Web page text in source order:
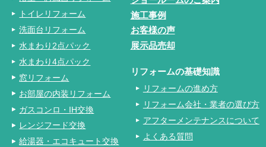
トイレリフォーム
洗面台リフォーム
水まわり2点パック
水まわり4点パック
窓リフォーム
お部屋の内装リフォーム
ガスコンロ・IH交換
レンジフード交換
給湯器・エコキュート交換
施工事例
お客様の声
展示品売却
リフォームの基礎知識
リフォームの進め方
リフォーム会社・業者の選び方
アフターメンテナンスについて
よくある質問